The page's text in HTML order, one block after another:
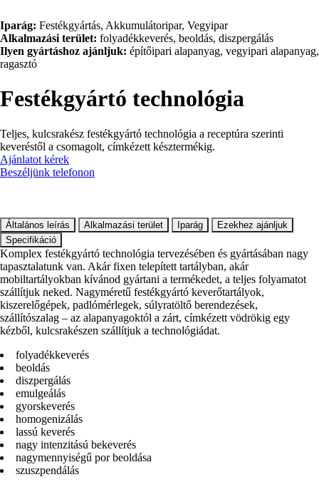
Iparág: Festékgyártás, Akkumulátoripar, Vegyipar
Alkalmazási terület: folyadékkeverés, beoldás, diszpergálás
Ilyen gyártáshoz ajánljuk: építőipari alapanyag, vegyipari alapanyag,
ragasztó
Festékgyártó technológia
Teljes, kulcsrakész festékgyártó technológia a receptúra szerinti
keveréstől a csomagolt, címkézett késztermékig.
Ajánlatot kérek
Beszéljünk telefonon
Általános leírás Alkalmazási terület Iparág
Ezekhez ajánljuk
Specifikáció
Komplex festékgyártó technológia tervezésében és gyártásában nagy
tapasztalatunk van. Akár fixen telepített tartályban, akár
mobiltartályokban kívánod gyártani a termékedet, a teljes folyamatot
szállítjuk neked. Nagyméretű festékgyártó keverőtartályok,
kiszerelőgépek, padlómérlegek, súlyratöltő berendezések,
szállítószalag – az alapanyagoktól a zárt, címkézett vödrökig egy
kézből, kulcsrakészen szállítjuk a technológiádat.
folyadékkeverés
beoldás
diszpergálás
emulgeálás
gyorskeverés
homogenizálás
lassú keverés
nagy intenzitású bekeverés
nagymennyiségű por beoldása
szuszpendálás